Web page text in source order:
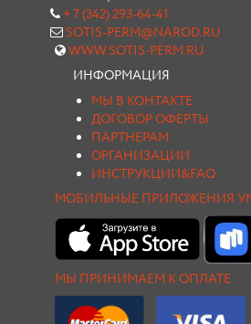
+ 7 (342) 293-64-41
SOTIS-PERM@NAROD.RU
WWW.SOTIS-PERM.RU
ИНФОРМАЦИЯ
МЫ В КОНТАКТЕ
ДОГОВОР ОФЕРТЫ
ПАРТНЕРАМ
ОРГАНИЗАЦИИ
ИНСТРУКЦИИ&FAQ
МОБИЛЬНЫЕ ПРИЛОЖЕНИЯ
МЫ ПРИНИМАЕМ К ОПЛАТЕ